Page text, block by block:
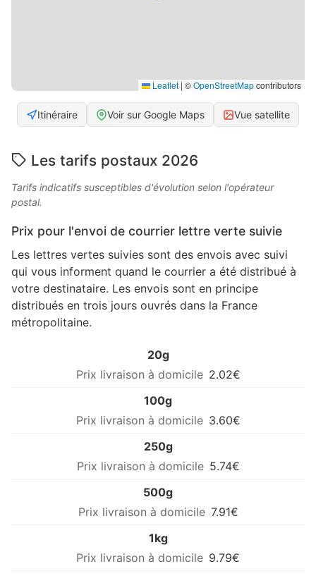
Leaflet | ©OpenStreetMapcontributors
Itinéraire Voir sur Google Maps Vue satellite
Les tarifs postaux 2026
Tarifs indicatifs susceptibles d'évolution selon l'opérateur
postal.
Prix pour l'envoi de courrier lettre verte suivie
Les lettres vertes suivies sont des envois avec suivi
qui vous informent quand le courrier a été distribué à
votre destinataire. Les envois sont en principe
distribués en trois jours ouvrés dans la France
métropolitaine.
20g
2.02€
100g
3.60€
250g
5.74€
500g
7.91€
1kg
9.79€